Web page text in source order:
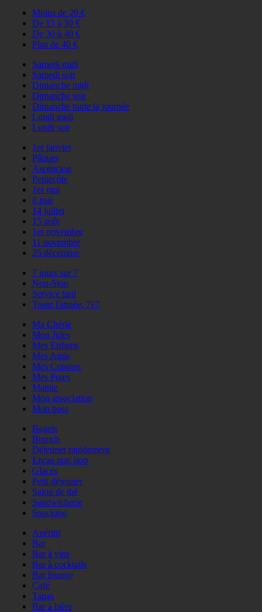
Moins de 20 €
De 15 à 30 €
De 30 à 40 €
Plus de 40 €
Samedi midi
Samedi soir
Dimanche midi
Dimanche soir
Dimanche toute la journée
Lundi midi
Lundi soir
1er janvier
Pâques
Ascencion
Pentecôte
1er mai
8 mai
14 juillet
15 août
1er novembre
11 novembre
25 décembre
7 jours sur 7
Non-Stop
Service tard
Toute l'année, 7j/7
Ma Chérie
Mon Jules
Mes Enfants
Mes Amis
Mes Copines
Mes Potes
Mamie
Mon association
Mon boss
Bagels
Brunch
Déjeuner rapidement
Encas non stop
Glaces
Petit déjeuner
Salon de thé
Sandwicherie
Snacking
Apéritif
Bar
Bar à vins
Bar à cocktails
Bar lounge
Café
Tapas
Bar à bière